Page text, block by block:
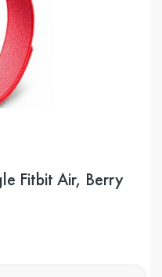
Fitbit Air, Berry